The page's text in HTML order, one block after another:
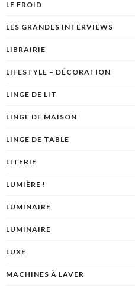
LE FROID
LES GRANDES INTERVIEWS
LIBRAIRIE
LIFESTYLE – DÉCORATION
LINGE DE LIT
LINGE DE MAISON
LINGE DE TABLE
LITERIE
LUMIÈRE !
LUMINAIRE
LUMINAIRE
LUXE
MACHINES À LAVER